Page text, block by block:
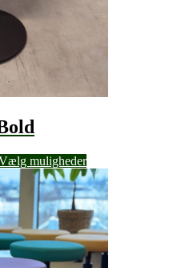
muligheder